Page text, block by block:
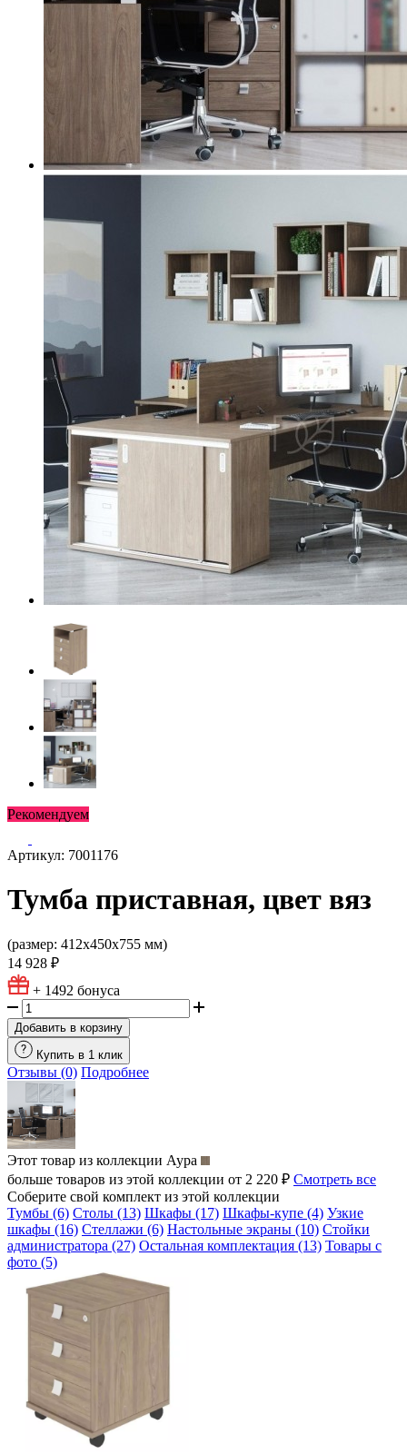
Рекомендуем
Артикул: 7001176
Тумба приставная, цвет вяз
(размер: 412х450х755 мм)
14 928 ₽
+ 1492 бонуса
Добавить в корзину
Купить в 1 клик
Отзывы (0) Подробнее
Этот товар из коллекции Аура
больше товаров из этой коллекции от 2 220 ₽ Смотреть все
Соберите свой комплект из этой коллекции
Тумбы (6) Столы (13) Шкафы (17) Шкафы-купе (4) Узкие
шкафы (16) Стеллажи (6) Настольные экраны (10) Стойки
администратора (27) Остальная комплектация (13) Товары с
фото (5)